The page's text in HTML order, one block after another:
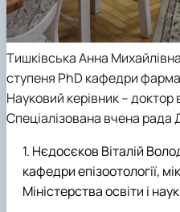
Тишківська Анна
ступеня PhD кафедри
Науковий керівник –
Спеціалізована вчена рада
Нєдосєков Віталій
кафедри епізоотології,
Міністерства освіти і